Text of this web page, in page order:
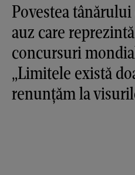
Povestea
auz care
concursuri
„Limitele există
renunțăm la